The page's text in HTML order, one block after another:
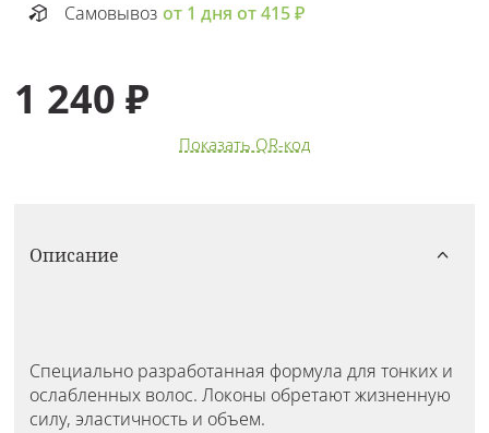
Самовывоз от 1 дня от 415 ₽
1 240 ₽
Показать QR-код
Описание
Специально разработанная формула для тонких и
ослабленных волос. Локоны обретают жизненную
силу, эластичность и объем.